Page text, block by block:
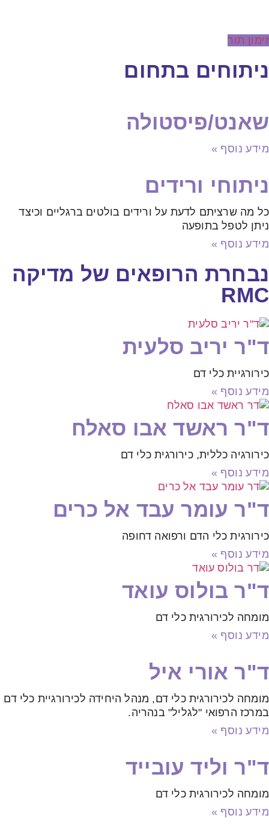
זימון תור
ניתוחים בתחום
שאנט/פיסטולה
מידע נוסף »
ניתוחי ורידים
כל מה שרציתם לדעת על ורידים בולטים ברגליים וכיצד
ניתן לטפל בתופעה
מידע נוסף »
נבחרת הרופאים של מדיקה
RMC
ד"ר יריב סלעית
כירורגיית כלי דם
מידע נוסף »
ד"ר ראשד אבו סאלח
כירורגיה כללית, כירורגית כלי דם
מידע נוסף »
ד"ר עומר עבד אל כרים
כירורגית כלי הדם ורפואה דחופה
מידע נוסף »
ד"ר בולוס עואד
מומחה לכירורגית כלי דם
מידע נוסף »
ד"ר אורי איל
מומחה לכירורגית כלי דם, מנהל היחידה לכירורגיית כלי דם
במרכז הרפואי "לגליל" בנהריה.
מידע נוסף »
ד"ר וליד עובייד
מומחה לכירורגית כלי דם
מידע נוסף »